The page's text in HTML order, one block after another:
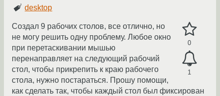
desktop
0
1
Создал 9 рабочих столов, все отлично, но
не могу решить одну проблему. Любое окно
при перетаскивании мышью
перенаправляет на следующий рабочий
стол, чтобы прикрепить к краю рабочего
стола, нужно постараться. Прошу помощи,
как сделать так, чтобы каждый стол был фиксирован